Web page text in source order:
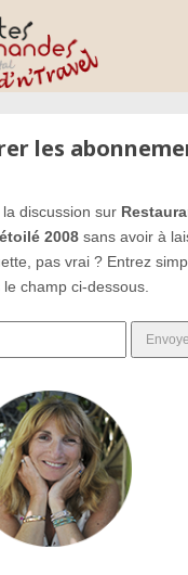
les
discussion sur
2008sans avoir à
pas vrai ? Entrez
champ ci-dessous.